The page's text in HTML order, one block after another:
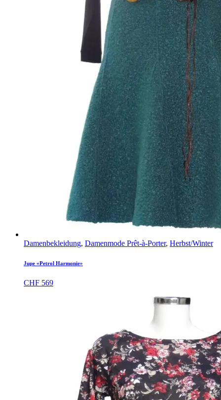
Damenbekleidung, Damenmode Prêt-à-Porter, Herbst/Winter
Jupe «Petrol Harmonie»
CHF 569